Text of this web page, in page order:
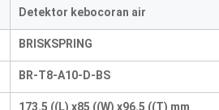
Detektor kebocoran air
BRISKSPRING
BR-T8-A10-D-BS
173.5 ((L) x85 ((W) x96.5 ((T) mm